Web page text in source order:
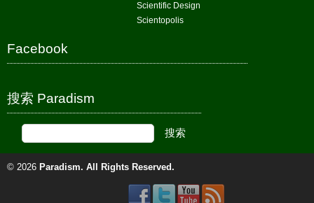
Scientific Design
Scientopolis
Facebook
搜索 Paradism
© 2026 Paradism. All Rights Reserved.